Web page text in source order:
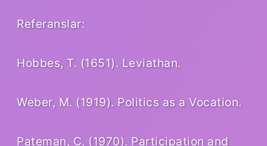
Referanslar:
Hobbes, T. (1651). Leviathan.
Weber, M. (1919). Politics as a Vocation.
Pateman, C. (1970). Participation and